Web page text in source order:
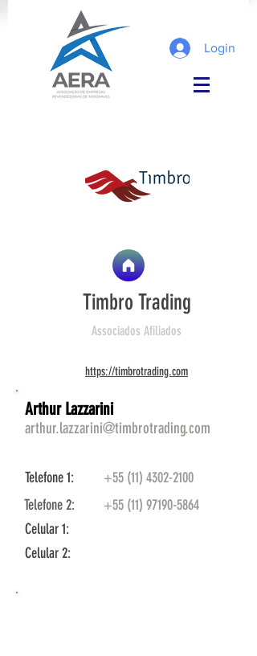
Login
Timbro Trading
Associados Afiliados
https://timbrotrading.com
Arthur Lazzarini
arthur.lazzarini@timbrotrading.com
Telefone 1:
+55 (11) 4302-2100
Telefone 2:
Celular 1:
Celular 2:
+55 (11) 97190-5864